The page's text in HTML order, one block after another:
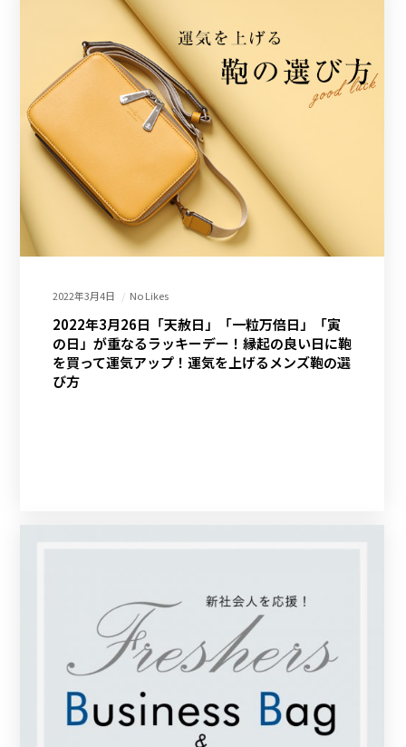
2022年3月4日 No Likes
2022年3月26日「天赦日」「一粒万倍日」「寅
の日」が重なるラッキーデー！縁起の良い日に鞄
を買って運気アップ！運気を上げるメンズ鞄の選
び方